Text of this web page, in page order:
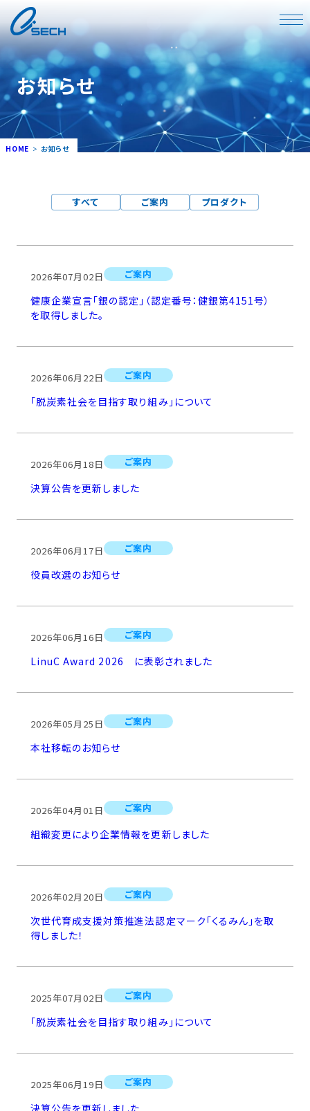
お知らせ
HOME お知らせ
すべて ご案内 プロダクト
2026年07月02日 ご案内
健康企業宣言「銀の認定」（認定番号：健銀第4151号）
を取得しました。
2026年06月22日 ご案内
「脱炭素社会を目指す取り組み」について
2026年06月18日 ご案内
決算公告を更新しました
2026年06月17日 ご案内
役員改選のお知らせ
2026年06月16日 ご案内
LinuC Award 2026 に表彰されました
2026年05月25日 ご案内
本社移転のお知らせ
2026年04月01日 ご案内
組織変更により企業情報を更新しました
2026年02月20日 ご案内
次世代育成支援対策推進法認定マーク「くるみん」を取
得しました！
2025年07月02日 ご案内
「脱炭素社会を目指す取り組み」について
2025年06月19日 ご案内